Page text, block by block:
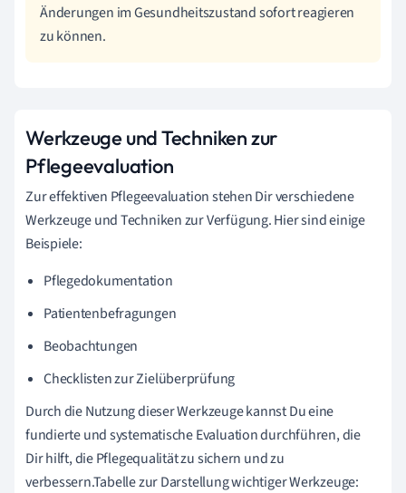
Änderungen im Gesundheitszustand sofort reagieren
zu können.
Werkzeuge und Techniken zur
Pflegeevaluation
Zur effektiven Pflegeevaluation stehen Dir verschiedene
Werkzeuge und Techniken zur Verfügung. Hier sind einige
Beispiele:
Pflegedokumentation
Patientenbefragungen
Beobachtungen
Checklisten zur Zielüberprüfung
Durch die Nutzung dieser Werkzeuge kannst Du eine
fundierte und systematische Evaluation durchführen, die
Dir hilft, die Pflegequalität zu sichern und zu
verbessern.Tabelle zur Darstellung wichtiger Werkzeuge: